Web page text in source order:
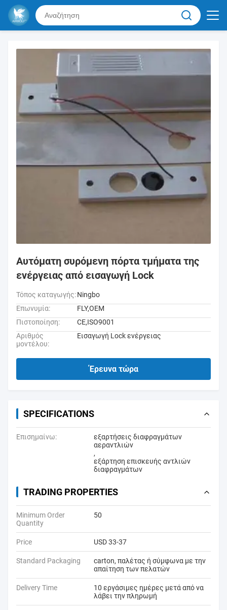
Αυτόματη συρόμενη πόρτα τμήματα της
ενέργειας από εισαγωγή Lock
Τόπος καταγωγής:Ningbo
Επωνυμία:
FLY,OEM
Πιστοποίηση:
CE,ISO9001
Αριθμός
μοντέλου:
Εισαγωγή Lock ενέργειας
Έρευνα τώρα
SPECIFICATIONS
Επισημαίνω:
εξαρτήσεις διαφραγμάτων
αεραντλιών
,
εξάρτηση επισκευής αντλιών
διαφραγμάτων
TRADING PROPERTIES
Minimum Order
Quantity
50
Price USD 33-37
Standard Packaging
carton, παλέτας ή σύμφωνα με την
απαίτηση των πελατών
Delivery Time
10 εργάσιμες ημέρες μετά από να
λάβει την πληρωμή